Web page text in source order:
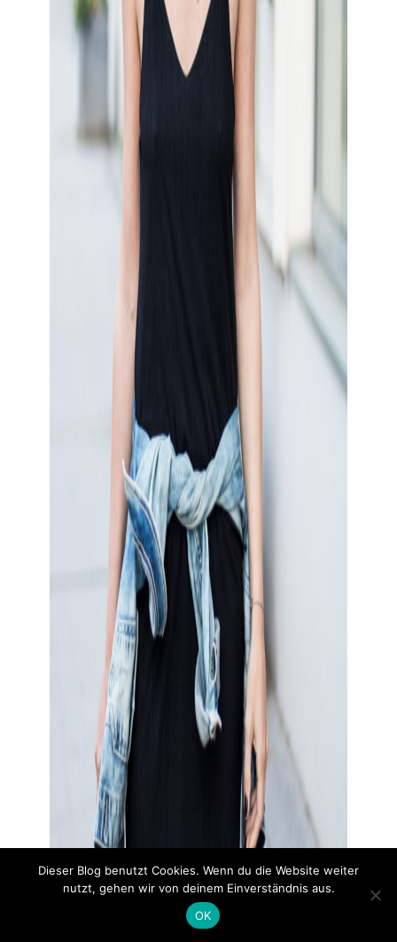
Dieser Blog benutzt Cookies. Wenn du die Website weiter
nutzt, gehen wir von deinem Einverständnis aus.
OK